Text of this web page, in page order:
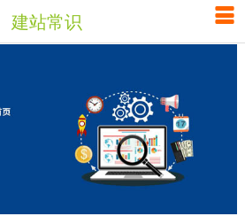
建站常识 